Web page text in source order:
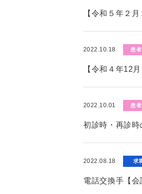
【令和５年２
2022.10.18 患
【令和４年12
2022.10.01 患
初診時・再診
2022.08.18 求
電話交換手【